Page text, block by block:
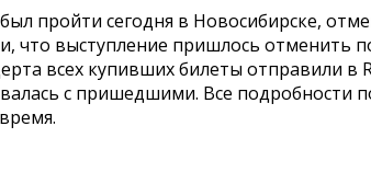
пройти сегодня в Новосибирске,
что выступление пришлось отменить
всех купивших билеты отправили в
с пришедшими. Все подробности